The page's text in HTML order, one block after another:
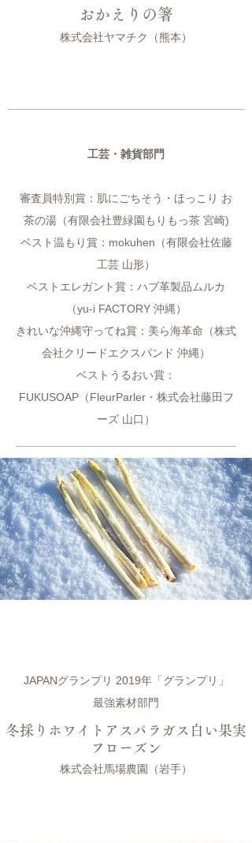
おかえりの箸
株式会社ヤマチク（熊本）
工芸・雑貨部門
審査員特別賞：肌にごちそう・ほっこり お
茶の湯（有限会社豊緑園もりもっ茶 宮崎)
ベスト温もり賞：mokuhen（有限会社佐藤
工芸 山形）
ベストエレガント賞：ハブ革製品ムルカ
（yu-i FACTORY 沖縄）
きれいな沖縄守ってね賞：美ら海革命（株式
会社クリードエクスパンド 沖縄）
ベストうるおい賞：
FUKUSOAP（FleurParler・株式会社藤田フ
ーズ 山口）
JAPANグランプリ 2019年「グランプリ」
最強素材部門
冬採りホワイトアスパラガス白い果実
フローズン
株式会社馬場農園（岩手）